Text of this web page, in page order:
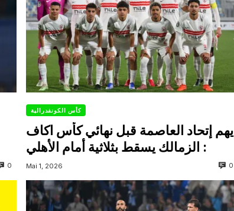
0
كأس الكونفدرالية
يهم إتحاد العاصمة قبل نهائي كأس اكاف
Mai 1, 2026 0